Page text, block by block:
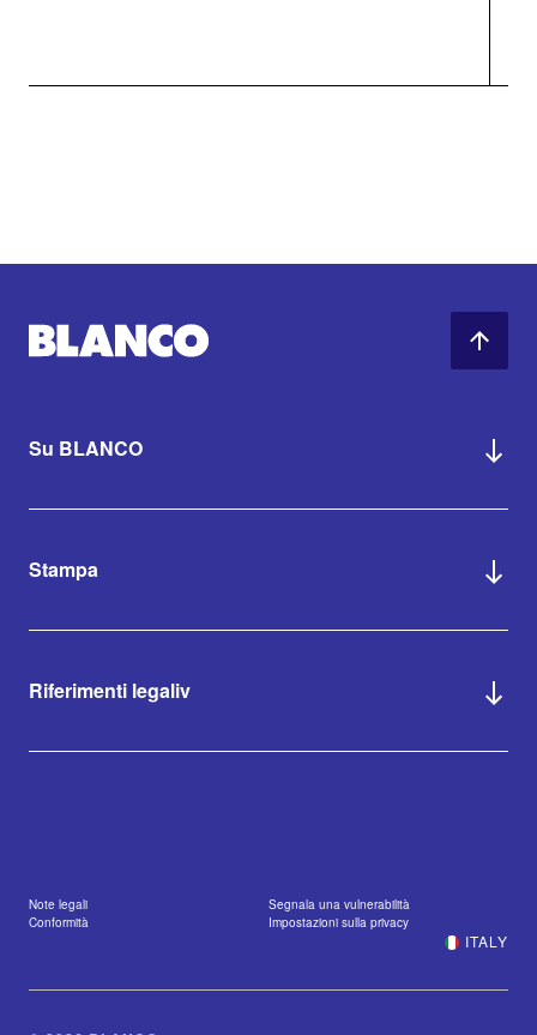
Su BLANCO
Stampa
Riferimenti legaliv
Note legali
Segnala una vulnerabilità
Conformità
Impostazioni sulla privacy
ITALY